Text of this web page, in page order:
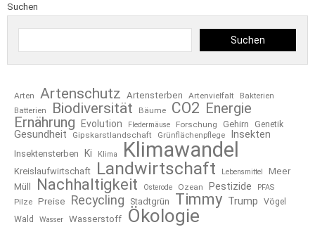
Suchen
Suchen
Arten Artenschutz Artensterben Artenvielfalt
Bakterien
Batterien
Biodiversität Bäume CO2 Energie
Ernährung Evolution Fledermäuse Forschung Gehirn Genetik
Gesundheit Gipskarstlandschaft Grünflächenpflege Insekten
Insektensterben Ki Klima Klimawandel
Kreislaufwirtschaft Landwirtschaft Lebensmittel
Meer
Müll
Nachhaltigkeit Osterode Ozean Pestizide PFAS
Pilze Preise Recycling Stadtgrün Timmy Trump
Vögel
Wald
Wasser Wasserstoff Ökologie